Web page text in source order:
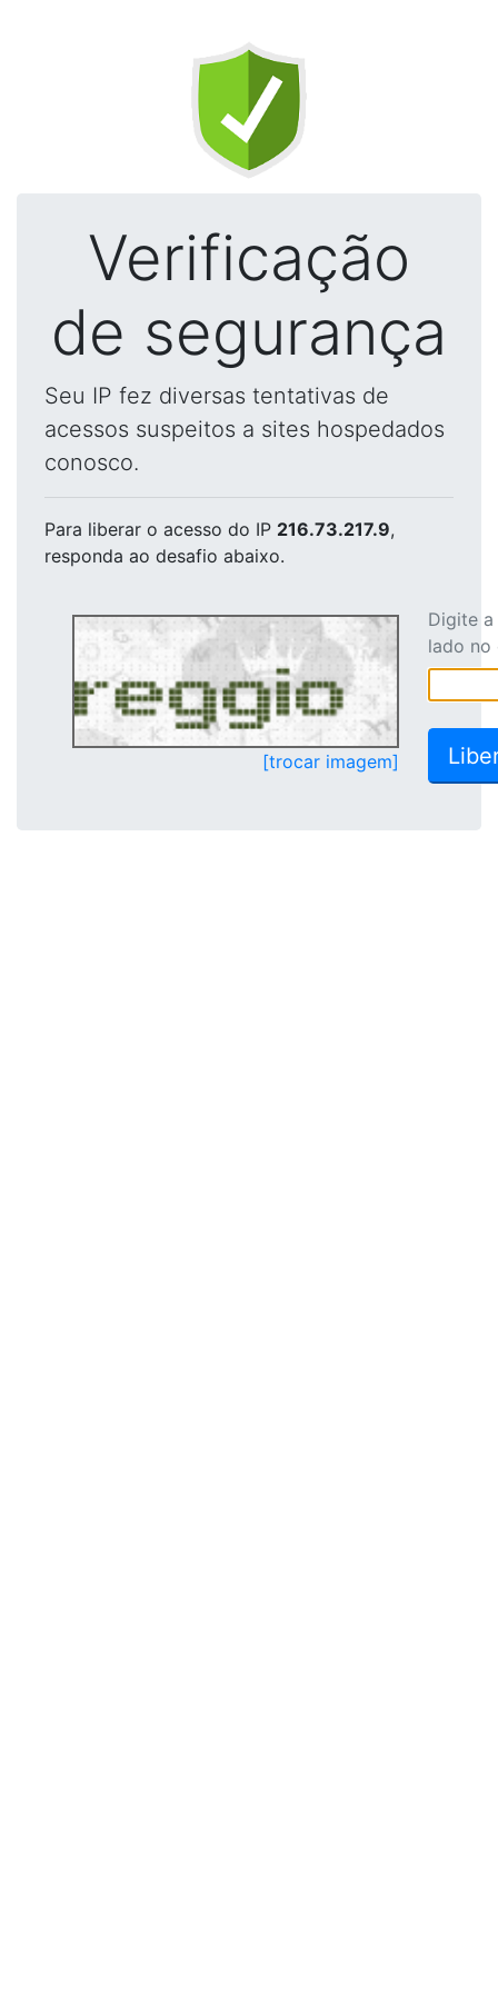
Verificação
de segurança
Seu IP fez diversas tentativas de
acessos suspeitos a sites hospedados
conosco.
Para liberar o acesso do IP 216.73.217.9,
responda ao desafio abaixo.
[trocar imagem]
Digite
lado no